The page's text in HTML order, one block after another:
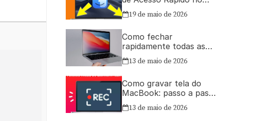
Mac
19 de maio de 2026
Como fechar
rapidamente todas as
janelas ou aplicativos
abertos no Mac
13 de maio de 2026
Como gravar tela do
MacBook: passo a passo
simples
13 de maio de 2026